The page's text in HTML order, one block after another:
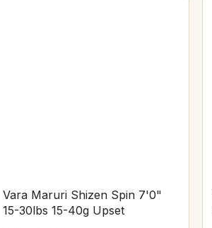
Vara Maruri Shizen Spin 7'0"
15-30lbs 15-40g Upset